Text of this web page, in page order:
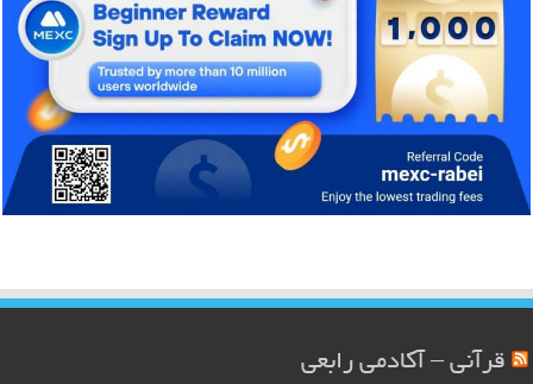
قرآنی – آکادمی رابعی